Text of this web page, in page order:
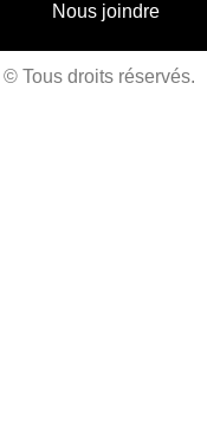
Nous joindre
© Tous droits réservés.